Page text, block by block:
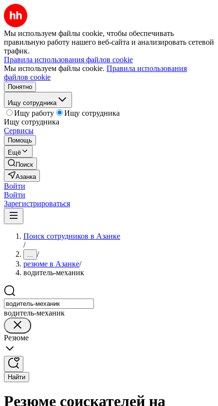
Мы используем файлы cookie, чтобы обеспечивать
правильную работу нашего веб-сайта и анализировать сетевой
трафик.
Правила использования файлов cookie
Мы используем файлы cookie. Правила использования
файлов cookie
Понятно
Ищу сотрудника
Ищу работу
Ищу сотрудника
Ищу сотрудника
Сервисы
Помощь
Ещё
Поиск
Азанка
Войти
Войти
Зарегистрироваться
Поиск сотрудников в Азанке
/
... /
резюме в Азанке/
водитель-механик
водитель-механик
Резюме
Найти
Резюме соискателей на